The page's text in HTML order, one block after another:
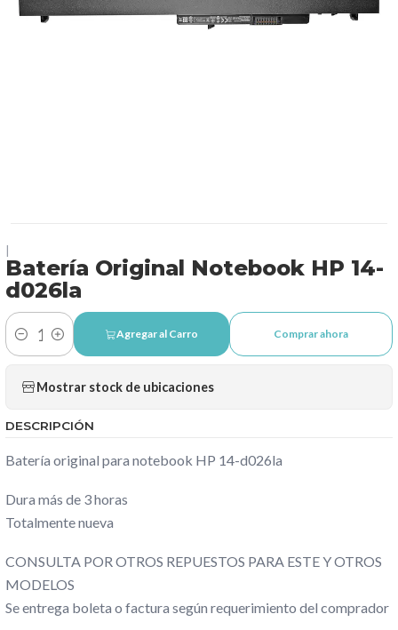
Batería Original Notebook HP 14-
d026la
Cantidad
Agregar al Carro Comprar ahora
Mostrar stock de ubicaciones
DESCRIPCIÓN
Batería original para notebook HP 14-d026la
Dura más de 3 horas
Totalmente nueva
CONSULTA POR OTROS REPUESTOS PARA ESTE Y OTROS
MODELOS
Se entrega boleta o factura según requerimiento del comprador